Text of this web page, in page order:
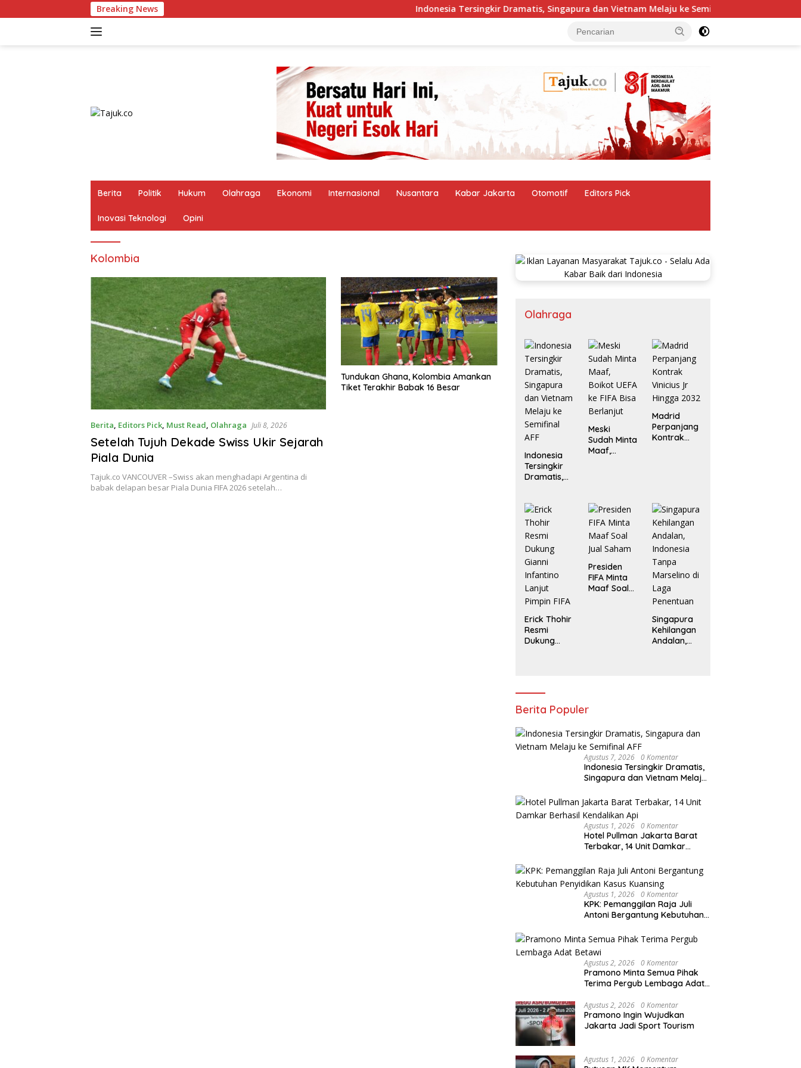
ke
Breaking News Indonesia Tersingkir Dramatis, Singapura dan Vietnam Melaju ke Semifinal AFF
Berita Politik Hukum Olahraga Ekonomi Internasional Nusantara Kabar Jakarta Otomotif Editors Pick
Inovasi Teknologi Opini
Kolombia
Berita, Editors Pick, Must Read, Olahraga Juli 8, 2026
Setelah Tujuh Dekade Swiss Ukir Sejarah
Piala Dunia
Tajuk.co VANCOUVER –Swiss akan menghadapi Argentina di
babak delapan besar Piala Dunia FIFA 2026 setelah…
Tundukan Ghana, Kolombia Amankan
Tiket Terakhir Babak 16 Besar
Olahraga
Indonesia
Tersingkir
Dramatis,
Vietnam
Melaju ke
Semifinal
AFF
Meski
Sudah Minta
Maaf,
Madrid
Perpanjang
Kontrak
Erick Thohir
Resmi
Dukung
Presiden
FIFA Minta
Maaf Soal
Singapura
Kehilangan
Andalan,
Berita Populer
Agustus 7, 2026 0 Komentar
Indonesia Tersingkir Dramatis,
Singapura dan Vietnam Melaju
Agustus 1, 2026 0 Komentar
Hotel Pullman Jakarta Barat
Terbakar, 14 Unit Damkar
Agustus 1, 2026 0 Komentar
KPK: Pemanggilan Raja Juli
Antoni Bergantung Kebutuhan
Agustus 2, 2026 0 Komentar
Pramono Minta Semua Pihak
Terima Pergub Lembaga Adat
Agustus 2, 2026 0 Komentar
Pramono Ingin Wujudkan
Jakarta Jadi Sport Tourism
Agustus 1, 2026 0 Komentar